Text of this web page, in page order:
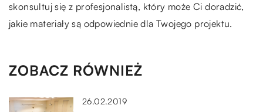
skonsultuj się z profesjonalistą, który może Ci doradzić,
jakie materiały są odpowiednie dla Twojego projektu.
ZOBACZ RÓWNIEŻ
26.02.2019